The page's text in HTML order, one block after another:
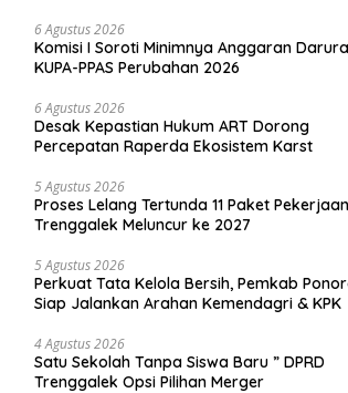
6 Agustus 2026
Komisi I Soroti Minimnya Anggaran
KUPA-PPAS Perubahan 2026
6 Agustus 2026
Desak Kepastian Hukum ART Dorong
Percepatan Raperda Ekosistem Karst
5 Agustus 2026
Proses Lelang Tertunda 11 Paket
Trenggalek Meluncur ke 2027
5 Agustus 2026
Perkuat Tata Kelola Bersih, Pemkab
Siap Jalankan Arahan Kemendagri & KPK
4 Agustus 2026
Satu Sekolah Tanpa Siswa Baru ” DPRD
Trenggalek Opsi Pilihan Merger